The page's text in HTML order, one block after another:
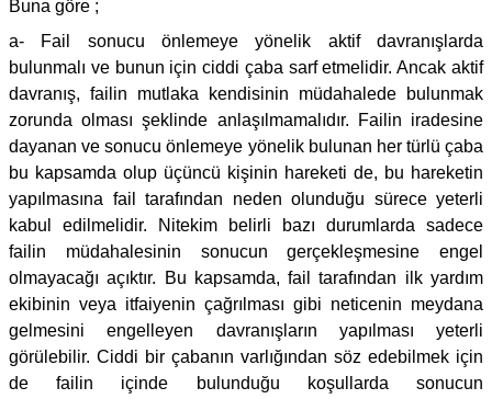
Buna göre ;
a- Fail sonucu önlemeye yönelik aktif davranışlarda
bulunmalı ve bunun için ciddi çaba sarf etmelidir. Ancak aktif
davranış, failin mutlaka kendisinin müdahalede bulunmak
zorunda olması şeklinde anlaşılmamalıdır. Failin iradesine
dayanan ve sonucu önlemeye yönelik bulunan her türlü çaba
bu kapsamda olup üçüncü kişinin hareketi de, bu hareketin
yapılmasına fail tarafından neden olunduğu sürece yeterli
kabul edilmelidir. Nitekim belirli bazı durumlarda sadece
failin müdahalesinin sonucun gerçekleşmesine engel
olmayacağı açıktır. Bu kapsamda, fail tarafından ilk yardım
ekibinin veya itfaiyenin çağrılması gibi neticenin meydana
gelmesini engelleyen davranışların yapılması yeterli
görülebilir. Ciddi bir çabanın varlığından söz edebilmek için
de failin içinde bulunduğu koşullarda sonucun